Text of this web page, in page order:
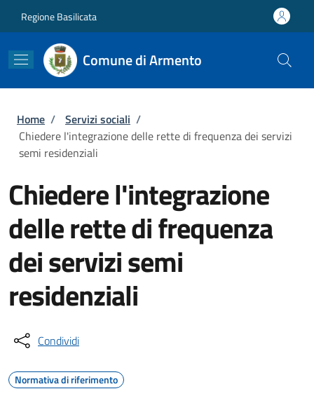
Regione Basilicata
Comune di Armento
Briciole di pane
Home / Servizi sociali /
Chiedere l'integrazione delle rette di frequenza dei servizi
semi residenziali
Chiedere l'integrazione
delle rette di frequenza
dei servizi semi
residenziali
Condividi
Normativa di riferimento